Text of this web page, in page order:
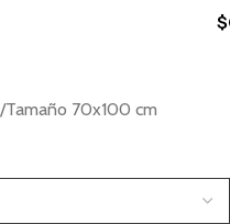
$
Tamaño 70x100 cm